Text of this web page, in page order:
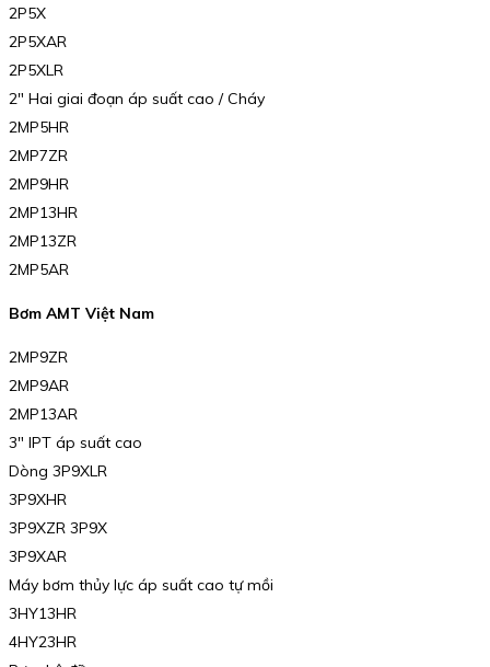
2P5X
2P5XAR
2P5XLR
2″ Hai giai đoạn áp suất cao / Cháy
2MP5HR
2MP7ZR
2MP9HR
2MP13HR
2MP13ZR
2MP5AR
Bơm AMT Việt Nam
2MP9ZR
2MP9AR
2MP13AR
3″ IPT áp suất cao
Dòng 3P9XLR
3P9XHR
3P9XZR 3P9X
3P9XAR
Máy bơm thủy lực áp suất cao tự mồi
3HY13HR
4HY23HR